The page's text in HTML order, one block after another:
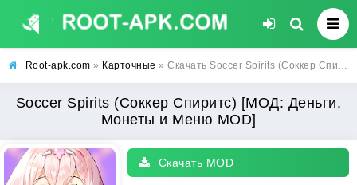
Root-apk.com » Карточные » Скачать Soccer Spirits (Соккер Спиритс) [МОД: Деньги, Монеты и Меню MOD] | Взлом Soccer Spirits на Андроид
Soccer Spirits (Соккер Спиритс) [МОД: Деньги,
Монеты и Меню MOD]
Скачать MOD